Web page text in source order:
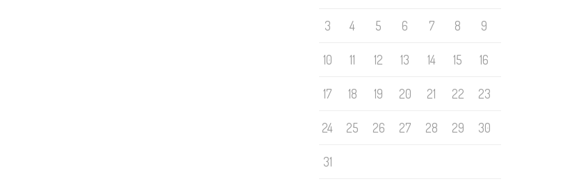
3 4 5 6 7 8 9
10 11 12 13 14 15 16
17 18 19 20 21 22 23
24 25 26 27 28 29 30
31